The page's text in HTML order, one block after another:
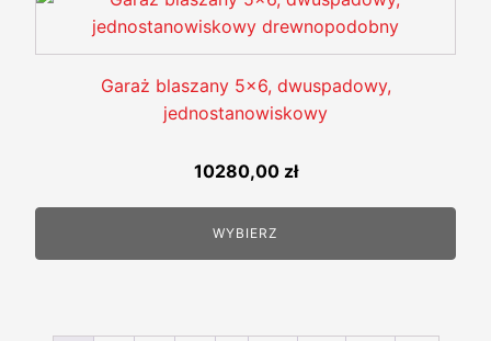
Garaż blaszany 5x6, dwuspadowy,
jednostanowiskowy
10280,00 zł
WYBIERZ